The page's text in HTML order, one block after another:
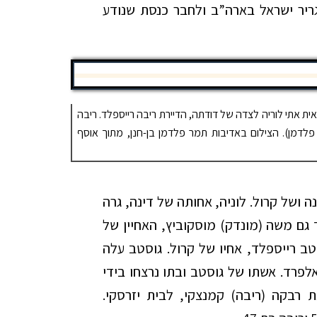
ישראל בארה”ב ולחבר כנסת שנודע
נראית אתי לוריה לצדה של דודתה, הדיירת ריבה רייספלד. ריבה
הצילום באדיבות תמר פלדמן בן-חנן, מתוך אוסף
ושל קרול. לוניה, אחותה של דינה, גרה
משה (מונדק) מוסקוביץ, האחיין של
רייספלד, אחיו של קרול. גוסטב עלה
אשתו של גוסטב ובתו נרצחו בידי
רבקה (ריבה) קמנצקי, לבית יזרסקי.